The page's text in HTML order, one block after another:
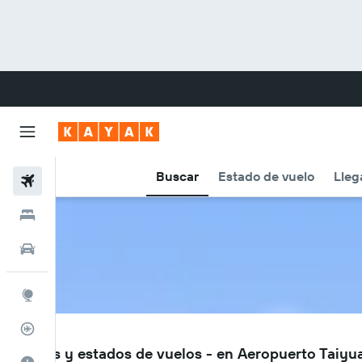
Buscar Estado de vuelo
TYN
Vuelos y estados de vuelos - en Aeropuerto